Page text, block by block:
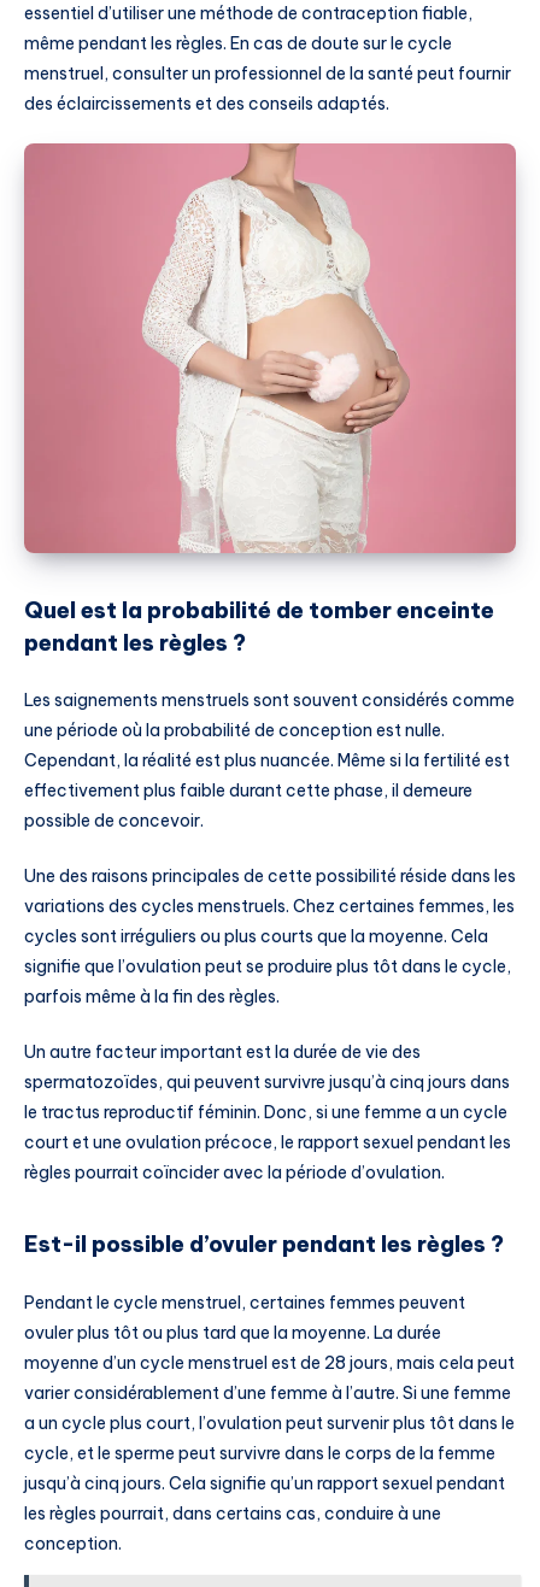
essentiel d’utiliser une méthode de contraception fiable,
même pendant les règles. En cas de doute sur le cycle
menstruel, consulter un professionnel de la santé peut fournir
des éclaircissements et des conseils adaptés.
Quel est la probabilité de tomber enceinte
pendant les règles ?
Les saignements menstruels sont souvent considérés comme
une période où la probabilité de conception est nulle.
Cependant, la réalité est plus nuancée. Même si la fertilité est
effectivement plus faible durant cette phase, il demeure
possible de concevoir.
Une des raisons principales de cette possibilité réside dans les
variations des cycles menstruels. Chez certaines femmes, les
cycles sont irréguliers ou plus courts que la moyenne. Cela
signifie que l’ovulation peut se produire plus tôt dans le cycle,
parfois même à la fin des règles.
Un autre facteur important est la durée de vie des
spermatozoïdes, qui peuvent survivre jusqu’à cinq jours dans
le tractus reproductif féminin. Donc, si une femme a un cycle
court et une ovulation précoce, le rapport sexuel pendant les
règles pourrait coïncider avec la période d’ovulation.
Est-il possible d’ovuler pendant les règles ?
Pendant le cycle menstruel, certaines femmes peuvent
ovuler plus tôt ou plus tard que la moyenne. La durée
moyenne d’un cycle menstruel est de 28 jours, mais cela peut
varier considérablement d’une femme à l’autre. Si une femme
a un cycle plus court, l’ovulation peut survenir plus tôt dans le
cycle, et le sperme peut survivre dans le corps de la femme
jusqu’à cinq jours. Cela signifie qu’un rapport sexuel pendant
les règles pourrait, dans certains cas, conduire à une
conception.